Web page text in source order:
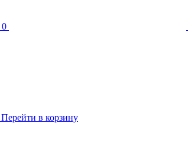
0
Перейти в корзину